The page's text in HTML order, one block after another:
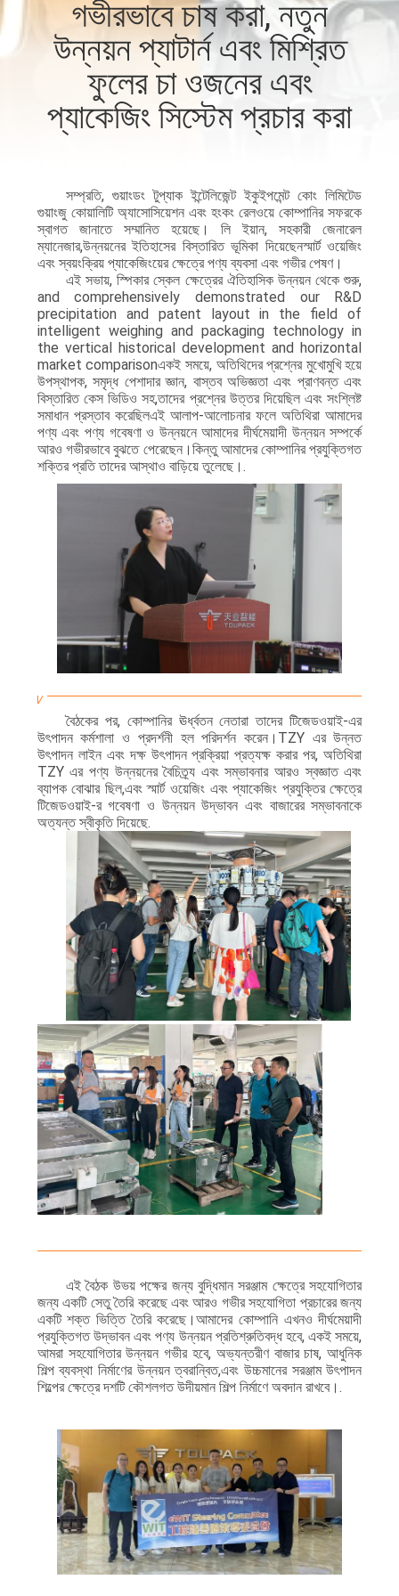
নিয়ন্ত্রণ
যোগাযোগ
মামলা
একটি
উদ্ধৃতি
অনুরোধ
করুন
গভীরভাবে চাষ করা, নতুন
উন্নয়ন প্যাটার্ন এবং মিশ্রিত
ফুলের চা ওজনের এবং
প্যাকেজিং সিস্টেম প্রচার করা
সম্প্রতি, গুয়াংডং টুপ্যাক ইন্টেলিজেন্ট ইকুইপমেন্ট কোং লিমিটেড
গুয়াংজু কোয়ালিটি অ্যাসোসিয়েশন এবং হংকং রেলওয়ে কোম্পানির সফরকে
স্বাগত জানাতে সম্মানিত হয়েছে। লি ইয়ান, সহকারী জেনারেল
ম্যানেজার,উন্নয়নের ইতিহাসের বিস্তারিত ভূমিকা দিয়েছেনস্মার্ট ওয়েজিং
এবং স্বয়ংক্রিয় প্যাকেজিংয়ের ক্ষেত্রে পণ্য ব্যবসা এবং গভীর পেষণ।
এই সভায়, স্পিকার স্কেল ক্ষেত্রের ঐতিহাসিক উন্নয়ন থেকে শুরু,
and comprehensively demonstrated our R&D
precipitation and patent layout in the field of
intelligent weighing and packaging technology in
the vertical historical development and horizontal
market comparisonএকই সময়ে, অতিথিদের প্রশ্নের মুখোমুখি হয়ে
উপস্থাপক, সমৃদ্ধ পেশাদার জ্ঞান, বাস্তব অভিজ্ঞতা এবং প্রাণবন্ত এবং
বিস্তারিত কেস ভিডিও সহ,তাদের প্রশ্নের উত্তর দিয়েছিল এবং সংশ্লিষ্ট
সমাধান প্রস্তাব করেছিলএই আলাপ-আলোচনার ফলে অতিথিরা আমাদের
পণ্য এবং পণ্য গবেষণা ও উন্নয়নে আমাদের দীর্ঘমেয়াদী উন্নয়ন সম্পর্কে
আরও গভীরভাবে বুঝতে পেরেছেন।কিন্তু আমাদের কোম্পানির প্রযুক্তিগত
শক্তির প্রতি তাদের আস্থাও বাড়িয়ে তুলেছে।.
বৈঠকের পর, কোম্পানির ঊর্ধ্বতন নেতারা তাদের টিজেডওয়াই-এর
উৎপাদন কর্মশালা ও প্রদর্শনী হল পরিদর্শন করেন।TZY এর উন্নত
উৎপাদন লাইন এবং দক্ষ উৎপাদন প্রক্রিয়া প্রত্যক্ষ করার পর, অতিথিরা
TZY এর পণ্য উন্নয়নের বৈচিত্র্য এবং সম্ভাবনার আরও স্বজ্ঞাত এবং
ব্যাপক বোঝার ছিল,এবং স্মার্ট ওয়েজিং এবং প্যাকেজিং প্রযুক্তির ক্ষেত্রে
টিজেডওয়াই-র গবেষণা ও উন্নয়ন উদ্ভাবন এবং বাজারের সম্ভাবনাকে
অত্যন্ত স্বীকৃতি দিয়েছে.
এই বৈঠক উভয় পক্ষের জন্য বুদ্ধিমান সরঞ্জাম ক্ষেত্রে সহযোগিতার
জন্য একটি সেতু তৈরি করেছে এবং আরও গভীর সহযোগিতা প্রচারের জন্য
একটি শক্ত ভিত্তি তৈরি করেছে।আমাদের কোম্পানি এখনও দীর্ঘমেয়াদী
প্রযুক্তিগত উদ্ভাবন এবং পণ্য উন্নয়ন প্রতিশ্রুতিবদ্ধ হবে, একই সময়ে,
আমরা সহযোগিতার উন্নয়ন গভীর হবে, অভ্যন্তরীণ বাজার চাষ, আধুনিক
শিল্প ব্যবস্থা নির্মাণের উন্নয়ন ত্বরান্বিত,এবং উচ্চমানের সরঞ্জাম উৎপাদন
শিল্পের ক্ষেত্রে দশটি কৌশলগত উদীয়মান শিল্প নির্মাণে অবদান রাখবে।.